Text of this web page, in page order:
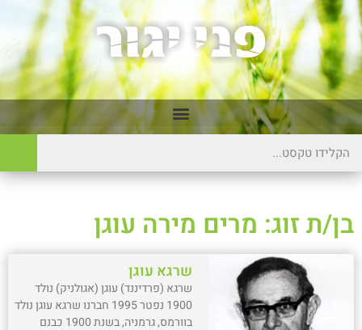
בן/ת זוג: מרים מירה עוגן
שרגא עוגן
שרגא (פרדיננד) עוגן (אגולניק) נולד
1900 נפטר 1995 חברנו שרגא עוגן נולד
בוורמס, גרמניה, בשנת 1900 כבנם